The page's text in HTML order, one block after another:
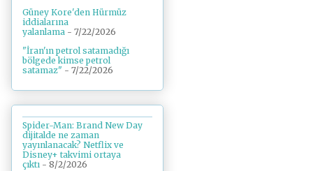
Güney Kore'den Hürmüz
iddialarına
yalanlama - 7/22/2026
"İran'ın petrol satamadığı
bölgede kimse petrol
satamaz" - 7/22/2026
Spider-Man: Brand New Day
dijitalde ne zaman
yayınlanacak? Netflix ve
Disney+ takvimi ortaya
çıktı - 8/2/2026